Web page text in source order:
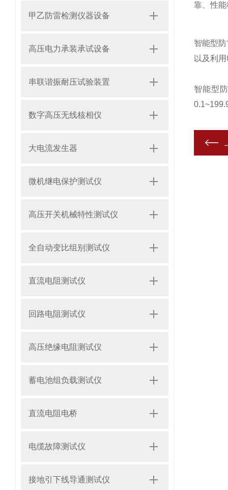
甲乙防雷检测仪器设备
高压电力承装承试设备
串联谐振耐压试验装置
数字高压无线核相仪
大电流发生器
微机继电保护测试仪
高压开关机械特性测试仪
全自动变比组别测试仪
直流电阻测试仪
回路电阻测试仪
高压绝缘电阻测试仪
蓄电池组负载测试仪
直流电阻电桥
电缆故障测试仪
接地引下线导通测试仪
靠、性
智能型
以及利
智能型